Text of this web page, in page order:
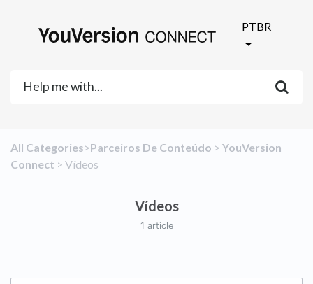
PTBR
All Categories​>​​Parceiros De Conteúdo ​ > ​ ​YouVersion
Connect ​ > ​ ​Vídeos
Vídeos
1 article